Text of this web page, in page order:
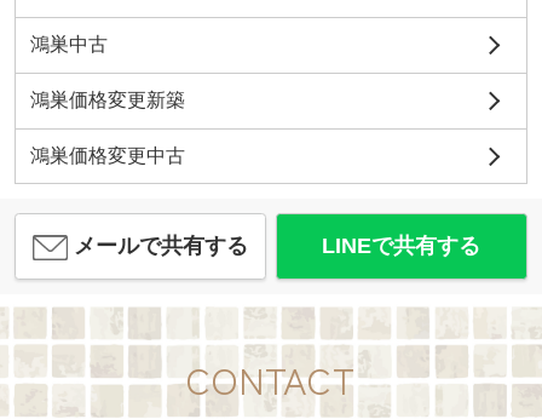
鴻巣中古
鴻巣価格変更新築
鴻巣価格変更中古
メールで共有する LINEで共有する
CONTACT